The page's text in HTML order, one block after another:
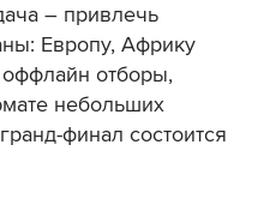
– привлечь
Европу, Африку
отборы,
небольших
финал состоится